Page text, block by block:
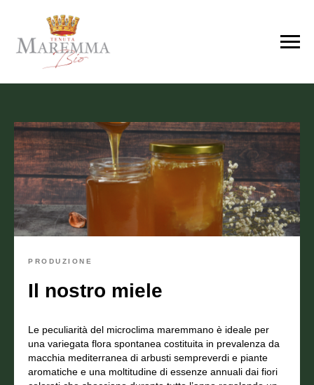
PRODUZIONE
Il nostro miele
Le peculiarità del microclima maremmano è ideale per
una variegata flora spontanea costituita in prevalenza da
macchia mediterranea di arbusti sempreverdi e piante
aromatiche e una moltitudine di essenze annuali dai fiori